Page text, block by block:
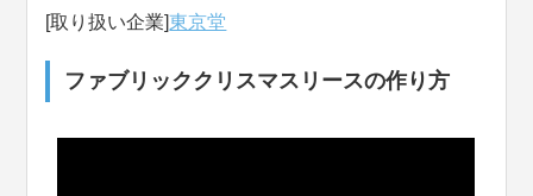
[取り扱い企業]東京堂
ファブリッククリスマスリースの作り方